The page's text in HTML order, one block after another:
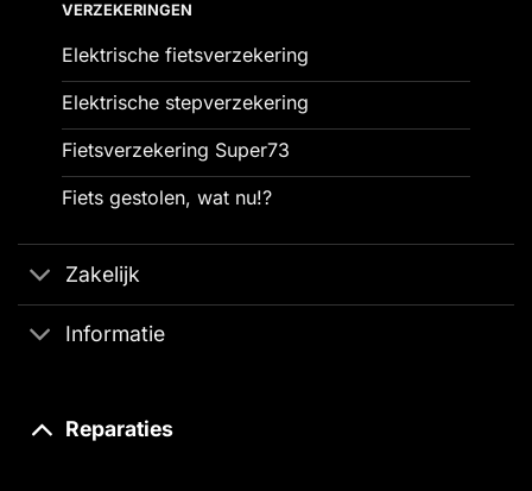
VERZEKERINGEN
Elektrische fietsverzekering
Elektrische stepverzekering
Fietsverzekering Super73
Fiets gestolen, wat nu!?
Zakelijk
Informatie
Reparaties